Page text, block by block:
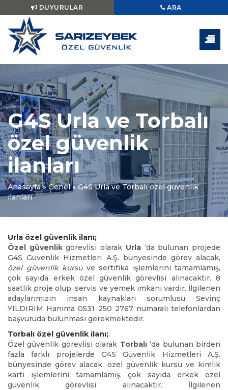
DUYURULAR ARA
G4S Urla ve Torbalı
özel güvenlik
ilanları
Anasayfa»Genel»G4S Urla ve Torbalı özel güvenlik
ilanları
Urla özel güvenlik ilanı;
Özel güvenlikgörevlisi olarak Urla‘da bulunan projede
G4S Güvenlik Hizmetleri A.Ş. bünyesinde görev alacak,
özel güvenlik kursuve sertifika işlemlerini tamamlamış,
çok sayıda erkek özel güvenlik görevlisi alınacaktır. 8
saatlik proje olup, servis ve yemek imkanı vardır. İlgilenen
adaylarımızın insan kaynakları sorumlusu Sevinç
YILDIRIM Hanıma 0531 250 2767 numaralı telefonlardan
başvuruda bulunması gerekmektedir.
Torbalı özel güvenlik ilanı;
Özel güvenlik görevlisi olarak Torbalı‘da bulunan birden
fazla farklı projelerde G4S Güvenlik Hizmetleri A.Ş.
bünyesinde görev alacak, özel güvenlik kursu ve kimlik
kartı işlemlerini tamamlamış, çok sayıda erkek özel
güvenlik görevlisi alınacaktır. İlgilenen